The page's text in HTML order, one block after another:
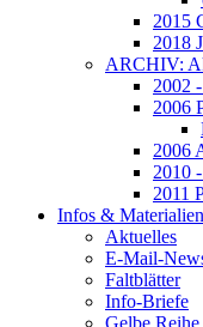
2015
2018
ARCHIV:
2002
2006
2006
2010
2011
Infos & Materialien
Aktuelles
E-Mail-
Faltblätter
Info-Briefe
Gelbe Reihe